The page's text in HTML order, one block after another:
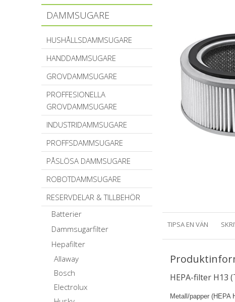
DAMMSUGARE
HUSHÅLLSDAMMSUGARE
HANDDAMMSUGARE
GROVDAMMSUGARE
PROFFESIONELLA
GROVDAMMSUGARE
INDUSTRIDAMMSUGARE
PROFFSDAMMSUGARE
PÅSLÖSA DAMMSUGARE
ROBOTDAMMSUGARE
RESERVDELAR & TILLBEHÖR
Batterier
Dammsugarfilter
Hepafilter
Allaway
Bosch
Electrolux
TIPSA EN VÄN
HEPA-filter H13
Metall/papper (HEPA